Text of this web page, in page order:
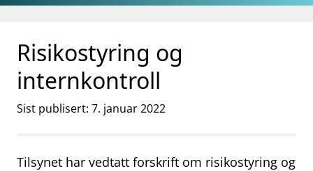
Gå til hovedinnhold
Gå til søkesiden
Risikostyring og
internkontroll
Sist publisert: 7. januar 2022
Tilsynet har vedtatt forskrift om risikostyring og